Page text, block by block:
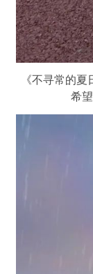
《不寻常的
希